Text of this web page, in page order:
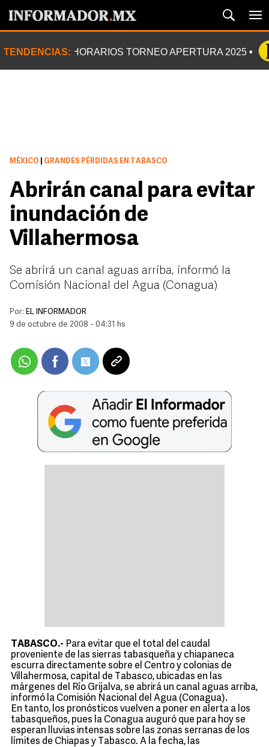
TENDENCIAS: HORARIOS TORNEO APERTURA 2025
MÉXICO GRANDES PÉRDIDAS EN TABASCO
Abrirán canal para evitar
inundación de
Villahermosa
Se abrirá un canal aguas arriba, informó la
Comisión Nacional del Agua (Conagua)
Por: EL INFORMADOR
9 de octubre de 2008 - 04:31 hs
TABASCO.- Para evitar que el total del caudal
proveniente de las sierras tabasqueña y chiapaneca
escurra directamente sobre el Centro y colonias de
Villahermosa, capital de Tabasco, ubicadas en las
márgenes del Río Grijalva, se abrirá un canal aguas arriba,
informó la Comisión Nacional del Agua (Conagua).
En tanto, los pronósticos vuelven a poner en alerta a los
tabasqueños, pues la Conagua auguró que para hoy se
esperan lluvias intensas sobre las zonas serranas de los
límites de Chiapas y Tabasco. A la fecha, las